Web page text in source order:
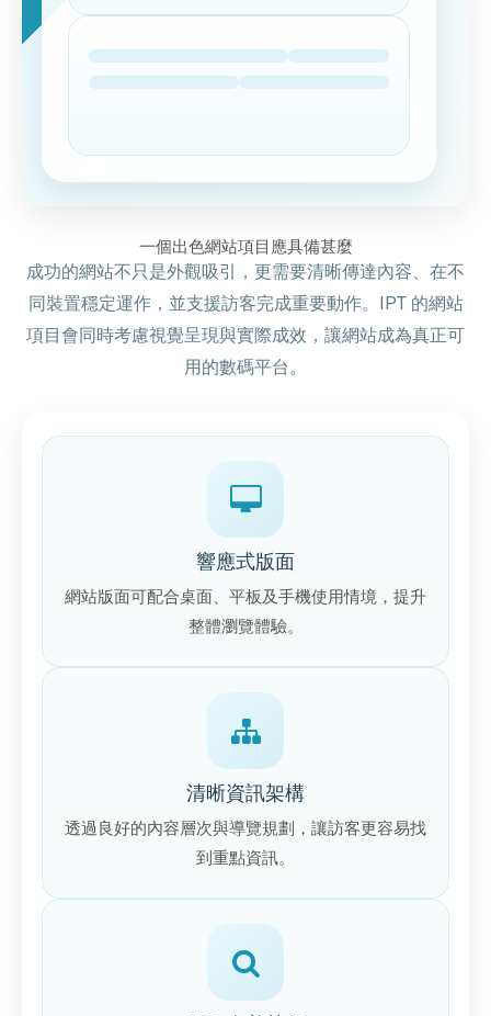
一個出色網站項目應具備甚麼
成功的網站不只是外觀吸引，更需要清晰傳達內容、在不
同裝置穩定運作，並支援訪客完成重要動作。IPT 的網站
項目會同時考慮視覺呈現與實際成效，讓網站成為真正可
用的數碼平台。
響應式版面
網站版面可配合桌面、平板及手機使用情境，提升
整體瀏覽體驗。
清晰資訊架構
透過良好的內容層次與導覽規劃，讓訪客更容易找
到重點資訊。